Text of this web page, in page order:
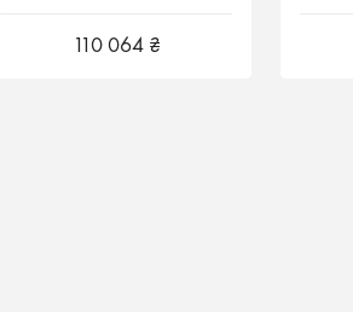
110 064 ₴
110 064 ₴